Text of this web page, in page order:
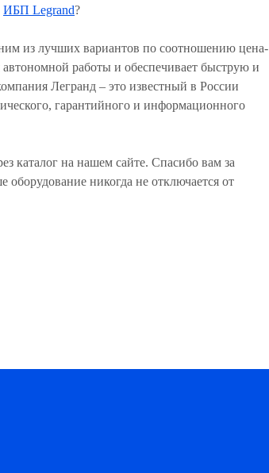
ИБП Legrand?
из лучших вариантов по соотношению цена-
автономной работы и обеспечивает быструю и
Легранд – это известный в России
гарантийного и информационного
каталог на нашем сайте. Спасибо вам за
никогда не отключается от